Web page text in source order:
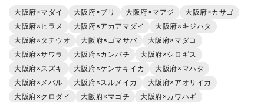
大阪府×マダイ 大阪府×ブリ 大阪府×マアジ
大阪府×カサゴ
大阪府×ヒラメ
大阪府×アカアマダイ
大阪府×キジハタ
大阪府×タチウオ
大阪府×ゴマサバ
大阪府×マダコ
大阪府×サワラ
大阪府×カンパチ
大阪府×シロギス
大阪府×スズキ
大阪府×ケンサキイカ
大阪府×マハタ
大阪府×メバル
大阪府×スルメイカ
大阪府×アオリイカ
大阪府×クロダイ
大阪府×マゴチ
大阪府×カワハギ